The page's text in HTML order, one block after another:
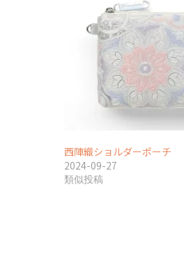
西陣織ショルダーポーチ
2024-09-27
類似投稿